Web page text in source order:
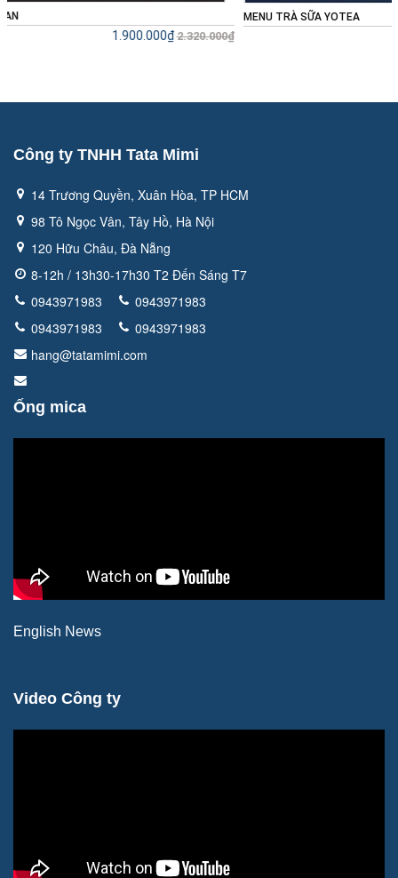
MENU TRÀ SỮA YOTEA
Công ty TNHH Tata Mimi
14 Trương Quyền, Xuân Hòa, TP HCM
98 Tô Ngọc Vân, Tây Hồ, Hà Nội
120 Hữu Châu, Đà Nẵng
8-12h / 13h30-17h30 T2 Đến Sáng T7
0943971983
0943971983
0943971983
0943971983
hang@tatamimi.com
Ống mica
English News
Video Công ty